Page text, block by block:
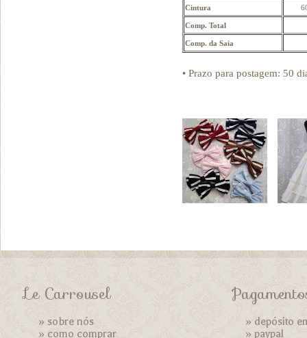
Cintura
Comp. Total
Comp. da Saia
• Prazo para postagem: 50
Le Carrousel
»sobre nós
»como comprar
» depósito
» paypal